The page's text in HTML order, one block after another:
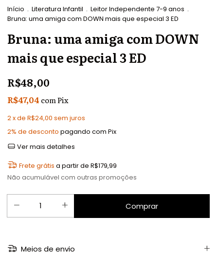
Início . Literatura Infantil . Leitor Independente 7-9 anos .
Bruna: uma amiga com DOWN mais que especial 3 ED
Bruna: uma amiga com DOWN
mais que especial 3 ED
R$48,00
R$47,04 comPix
2x de R$24,00 sem juros
2% de desconto pagando com Pix
Ver mais detalhes
Frete grátis a partir de R$179,99
Não acumulável com outras promoções
Meios de envio